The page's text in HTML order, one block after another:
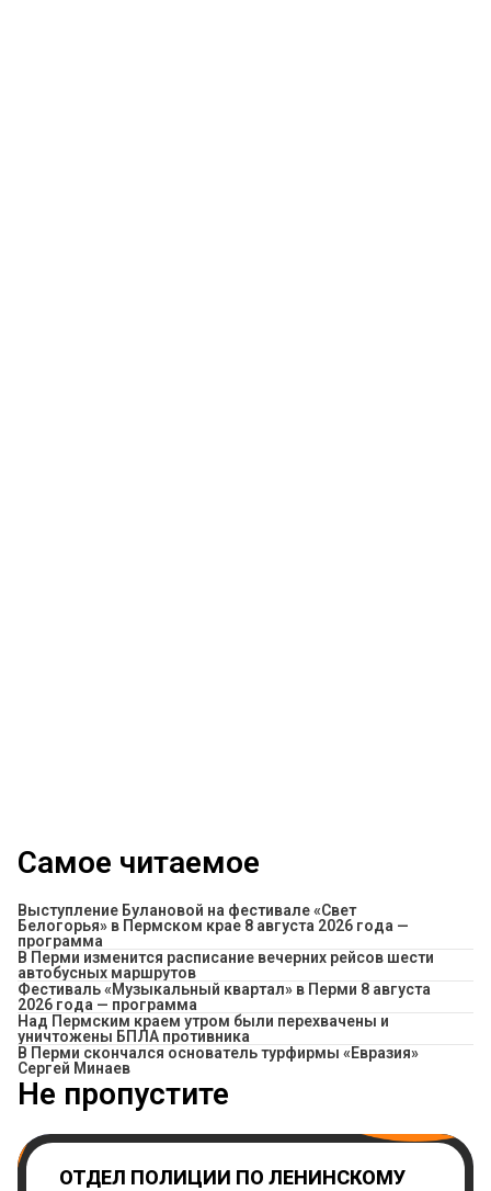
Самое читаемое
Выступление Булановой на фестивале «Свет
Белогорья» в Пермском крае 8 августа 2026 года —
программа
​В Перми изменится расписание вечерних рейсов шести
автобусных маршрутов
Фестиваль «Музыкальный квартал» в Перми 8 августа
2026 года — программа
Над Пермским краем утром были перехвачены и
уничтожены БПЛА противника
В Перми скончался основатель турфирмы «Евразия»
Сергей Минаев
Не пропустите
ОТДЕЛ ПОЛИЦИИ ПО ЛЕНИНСКОМУ